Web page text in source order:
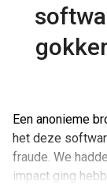
Een anonieme
het deze
fraude. We
impact ging